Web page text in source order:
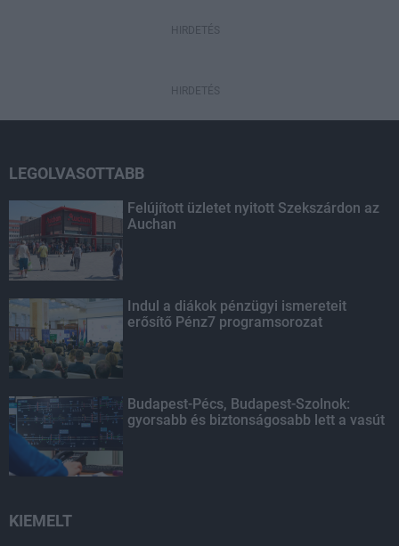
HIRDETÉS
HIRDETÉS
LEGOLVASOTTABB
Felújított üzletet nyitott Szekszárdon az
Auchan
Indul a diákok pénzügyi ismereteit
erősítő Pénz7 programsorozat
Budapest-Pécs, Budapest-Szolnok:
gyorsabb és biztonságosabb lett a vasút
KIEMELT